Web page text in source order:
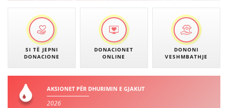
SI TË JEPNI
DONACIONE
DONACIONET
ONLINE
DONONI
VESHMBATHJE
AKSIONET PËR DHURIMIN E GJAKUT
2026